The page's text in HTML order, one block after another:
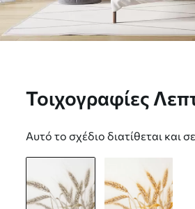
Τοιχογραφίες
Αυτό το σχέδιο διατίθεται και